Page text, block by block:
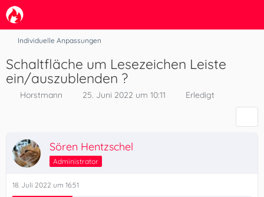
Individuelle Anpassungen
Schaltfläche um Lesezeichen Leiste
ein/auszublenden ?
Horstmann 25. Juni 2022 um 10:11 Erledigt
Sören Hentzschel
Administrator
18. Juli 2022 um 16:51